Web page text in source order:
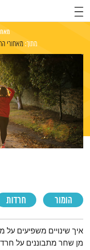
מתוך: מאחורי
הומור חרדות
תמצית הפודקאסט
איך שינויים משפיעים על
מן שחר מתבוננים על